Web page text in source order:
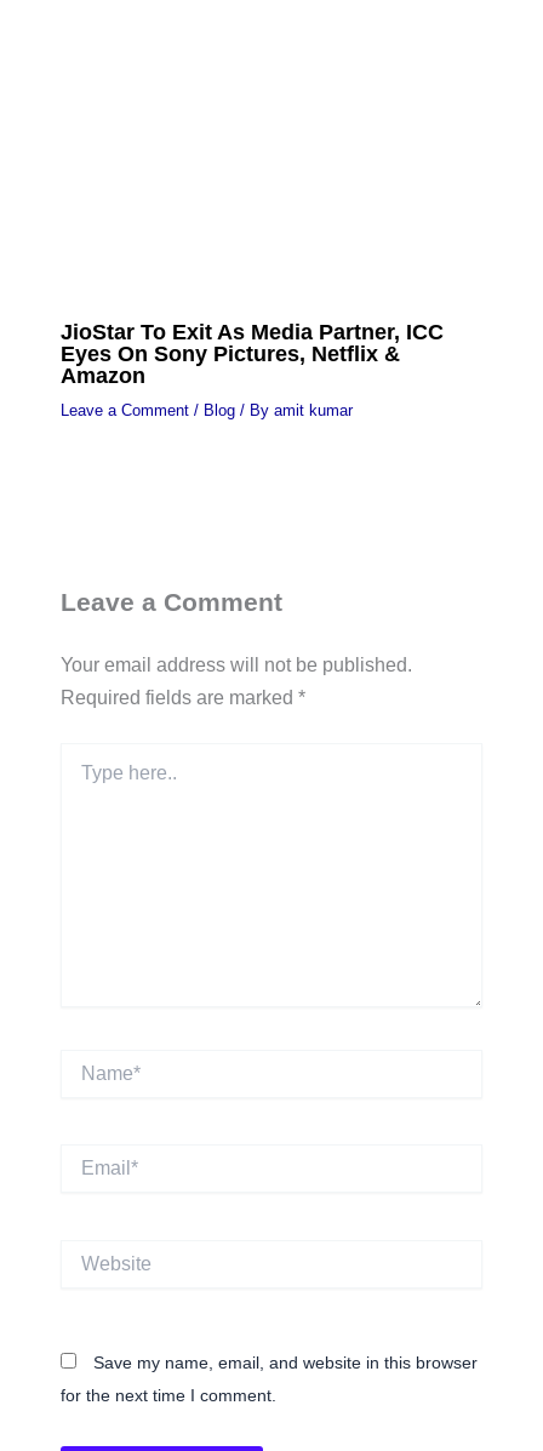
JioStar To Exit As Media Partner, ICC
Eyes On Sony Pictures, Netflix &
Amazon
Leave a Comment / Blog/ By amit kumar
Leave a Comment
Your email address will not be published.
Required fields are marked *
here..
Email*
Website
Save my name, email, and website in this browser
for the next time I comment.